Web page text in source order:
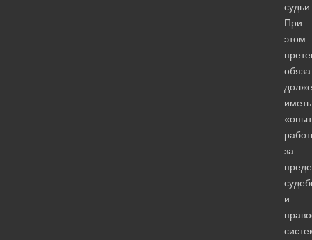
судьи.
При
этом
иметь
«опыт
за
и